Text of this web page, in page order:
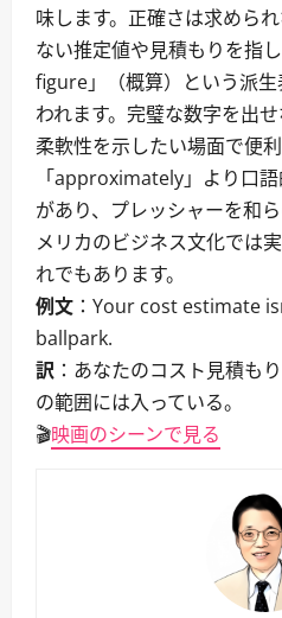
味します。正確さは求めら
ない推定値や見積もりを指
figure」（概算）という派
われます。完璧な数字を出
柔軟性を示したい場面で便利
「approximately」より口
があり、プレッシャーを和
メリカのビジネス文化では
れでもあります。
例文 ：Your cost estimate
ballpark.
訳 ：あなたのコスト見積も
の範囲には入っている。
🎬映画のシーンで見る